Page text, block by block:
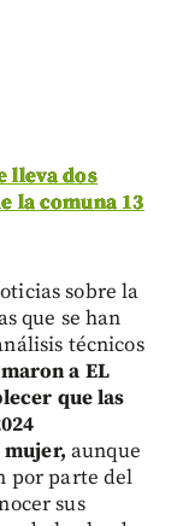
lleva dos
la comuna 13
sobre la
que se han
técnicos
a EL
que las
aunque
por parte del
sus